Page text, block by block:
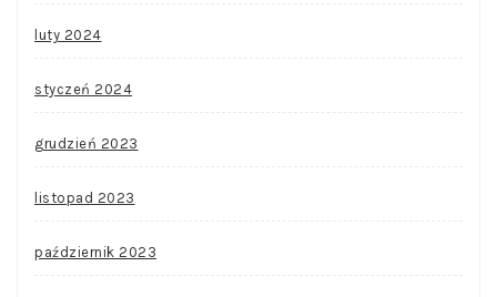
luty 2024
styczeń 2024
grudzień 2023
listopad 2023
październik 2023